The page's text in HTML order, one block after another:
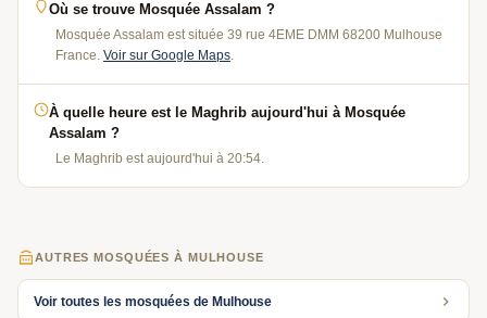
Où se trouve Mosquée Assalam ?
Mosquée Assalam est située 39 rue 4EME DMM 68200 Mulhouse
France. Voir sur Google Maps.
À quelle heure est le Maghrib aujourd'hui à Mosquée
Assalam ?
Le Maghrib est aujourd'hui à 20:54.
AUTRES MOSQUÉES À MULHOUSE
Voir toutes les mosquées de Mulhouse